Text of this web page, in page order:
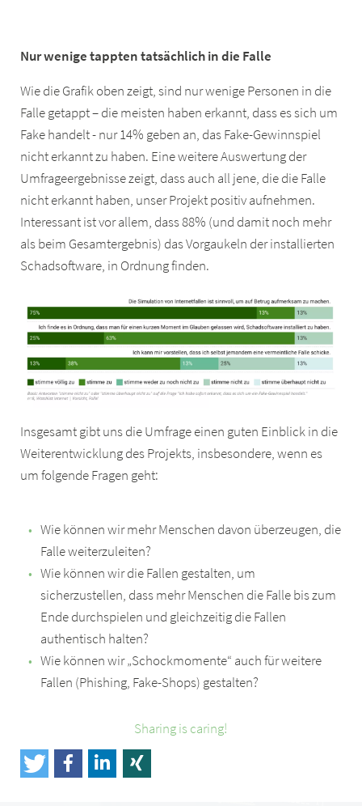
Nur wenige tappten tatsächlich in die Falle
Wie die Grafik oben zeigt, sind nur wenige Personen in die
Falle getappt – die meisten haben erkannt, dass es sich um
Fake handelt - nur 14% geben an, das Fake-Gewinnspiel
nicht erkannt zu haben. Eine weitere Auswertung der
Umfrageergebnisse zeigt, dass auch all jene, die die Falle
nicht erkannt haben, unser Projekt positiv aufnehmen.
Interessant ist vor allem, dass 88% (und damit noch mehr
als beim Gesamtergebnis) das Vorgaukeln der installierten
Schadsoftware, in Ordnung finden.
Insgesamt gibt uns die Umfrage einen guten Einblick in die
Weiterentwicklung des Projekts, insbesondere, wenn es
um folgende Fragen geht:
Wie können wir mehr Menschen davon überzeugen, die
Falle weiterzuleiten?
Wie können wir die Fallen gestalten, um
sicherzustellen, dass mehr Menschen die Falle bis zum
Ende durchspielen und gleichzeitig die Fallen
authentisch halten?
Wie können wir „Schockmomente“ auch für weitere
Fallen (Phishing, Fake-Shops) gestalten?
Sharing is caring!